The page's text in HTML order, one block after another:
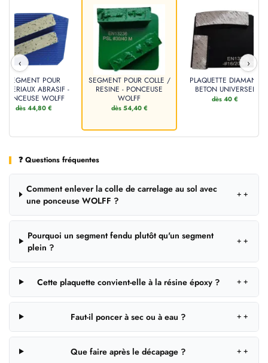
‹ ›
SEGMENT POUR
ABRASIF -
PONCEUSE WOLFF
dès 44,80 €
SEGMENT POUR COLLE /
RESINE - PONCEUSE
WOLFF
dès 54,40 €
PLAQUETTE DIAMANT
BETON UNIVERSEL
dès 40 €
❓ Questions fréquentes
Comment enlever la colle de carrelage au sol avec
une ponceuse WOLFF ?
＋
Pourquoi un segment fendu plutôt qu'un segment
plein ?
＋
Cette plaquette convient-elle à la résine époxy ? ＋
Faut-il poncer à sec ou à eau ? ＋
Que faire après le décapage ? ＋